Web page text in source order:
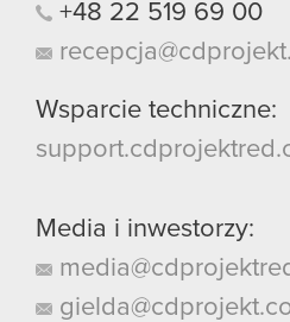
+48 22 519 69 00
Wsparcie techniczne:
Media i inwestorzy: